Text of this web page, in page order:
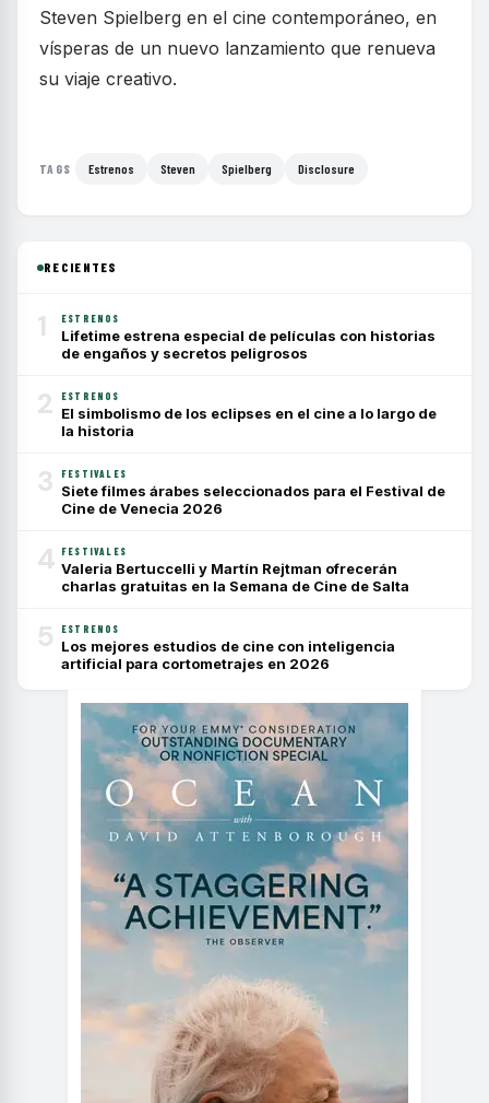
Steven Spielberg en el cine contemporáneo, en
vísperas de un nuevo lanzamiento que renueva
su viaje creativo.
TAGS Estrenos Steven Spielberg Disclosure
RECIENTES
1 ESTRENOS
Lifetime estrena especial de películas con historias
de engaños y secretos peligrosos
2 ESTRENOS
El simbolismo de los eclipses en el cine a lo largo de
la historia
3 FESTIVALES
Siete filmes árabes seleccionados para el Festival de
Cine de Venecia 2026
4 FESTIVALES
Valeria Bertuccelli y Martín Rejtman ofrecerán
charlas gratuitas en la Semana de Cine de Salta
5 ESTRENOS
Los mejores estudios de cine con inteligencia
artificial para cortometrajes en 2026